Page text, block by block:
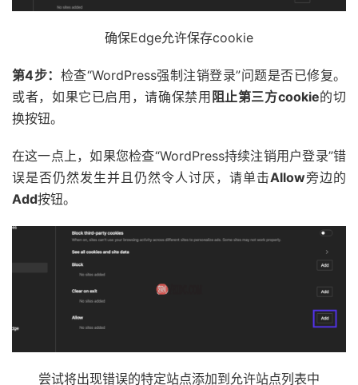
确保Edge允许保存cookie
第4步： 检查“WordPress强制注销登录”问题是否已修复。
或者，如果它已启用，请确保禁用阻止第三方cookie的切
换按钮。
在这一点上，如果您检查“WordPress持续注销用户登录”错
误是否仍然发生并且仍然令人讨厌，请单击Allow旁边的
Add按钮。
尝试将出现错误的特定站点添加到允许站点列表中